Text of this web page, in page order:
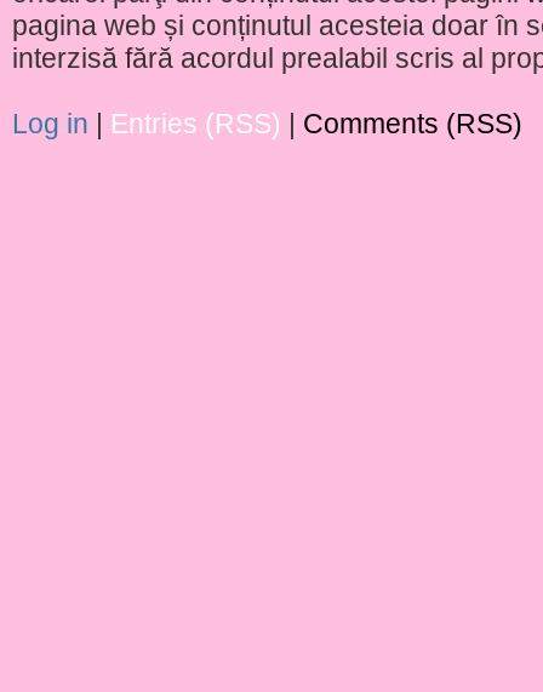
pagina web și conținutul acesteia doar în
interzisă fără acordul prealabil scris al
Log in | Entries (RSS) | Comments (RSS)